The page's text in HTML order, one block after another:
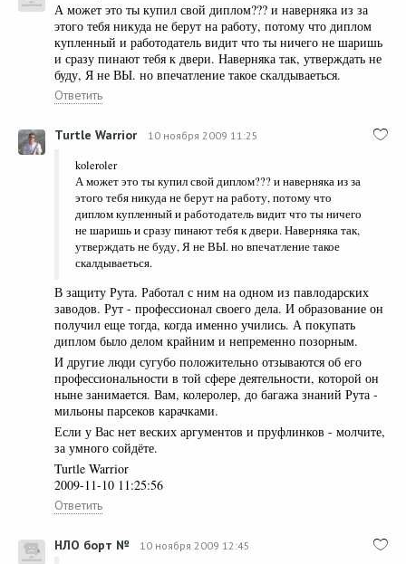
А может это ты купил свой диплом??? и наверняка из за
этого тебя никуда не берут на работу, потому что диплом
купленный и работодатель видит что ты ничего не шаришь
и сразу пинают тебя к двери. Наверняка так, утверждать не
буду, Я не ВЫ. но впечатление такое скалдываеться.
Ответить
Turtle Warrior 10 ноября 2009 11:25
koleroler
А может это ты купил свой диплом??? и наверняка из за
этого тебя никуда не берут на работу, потому что
диплом купленный и работодатель видит что ты ничего
не шаришь и сразу пинают тебя к двери. Наверняка так,
утверждать не буду, Я не ВЫ. но впечатление такое
скалдываеться.
В защиту Рута. Работал с ним на одном из павлодарских
заводов. Рут - профессионал своего дела. И образование он
получил еще тогда, когда именно учились. А покупать
диплом было делом крайним и непременно позорным.
И другие люди сугубо положительно отзываются об его
профессиональности в той сфере деятельности, которой он
ныне занимается. Вам, колеролер, до багажа знаний Рута -
мильоны парсеков карачками.
Если у Вас нет веских аргументов и пруфлинков - молчите,
за умного сойдёте.
Turtle Warrior
2009-11-10 11:25:56
Ответить
НЛО борт № 10 ноября 2009 12:45